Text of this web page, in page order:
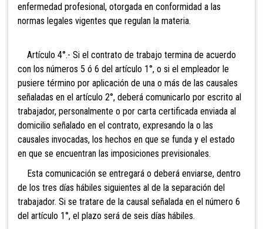
enfermedad profesional, otorgada en conformidad a las
normas legales vigentes que regulan la materia.
Artículo 4°.- Si el contrato de trabajo termina de acuerdo
con los números 5 ó 6 del artículo 1°, o si el empleador le
pusiere término por aplicación de una o más de las causales
señaladas en el artículo 2°, deberá comunicarlo por escrito al
trabajador, personalmente o por carta certificada enviada al
domicilio señalado en el contrato, expresando la o las
causales invocadas, los hechos en que se funda y el estado
en que se encuentran las imposiciones previsionales.
Esta comunicación se entregará o deberá enviarse, dentro
de los tres días hábiles siguientes al de la separación del
trabajador. Si se tratare de la causal señalada en el número 6
del artículo 1°, el plazo será de seis días hábiles.